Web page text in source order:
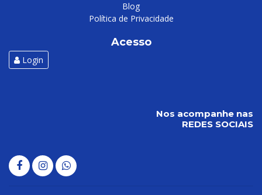
Blog
Política de Privacidade
Acesso
Login
Nos acompanhe nas
REDES SOCIAIS